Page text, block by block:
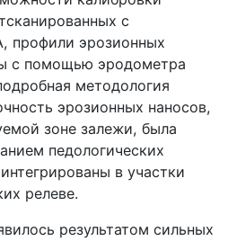
с
профили эрозионных
с помощью эродометра
методология
эрозионных наносов,
зоне залежи, была
педологических
в участки
релеве.
результатом сильных